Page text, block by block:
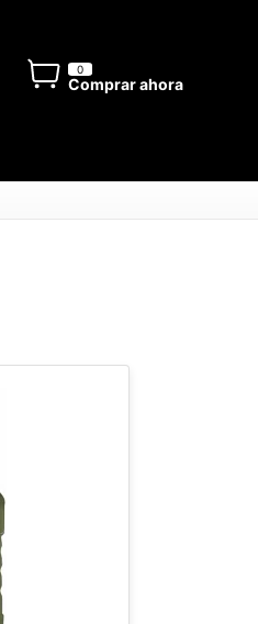
0
Comprar ahora